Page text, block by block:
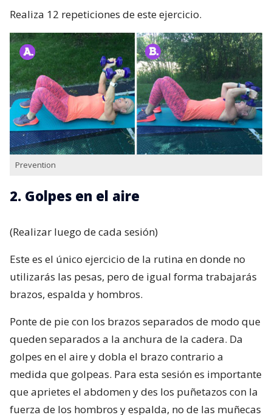
Realiza 12 repeticiones de este ejercicio.
Prevention
2. Golpes en el aire
(Realizar luego de cada sesión)
Este es el único ejercicio de la rutina en donde no
utilizarás las pesas, pero de igual forma trabajarás
brazos, espalda y hombros.
Ponte de pie con los brazos separados de modo que
queden separados a la anchura de la cadera. Da
golpes en el aire y dobla el brazo contrario a
medida que golpeas. Para esta sesión es importante
que aprietes el abdomen y des los puñetazos con la
fuerza de los hombros y espalda, no de las muñecas